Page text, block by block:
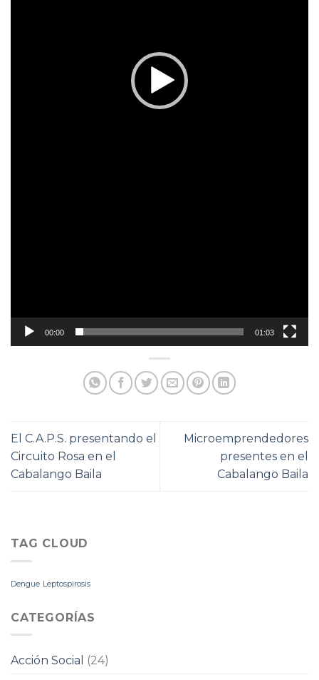
00:00 01:03
El C.A.P.S. presentando el
Circuito Rosa en el
Cabalango Baila
Microemprendedores
presentes en el
Cabalango Baila
TAG CLOUD
Dengue Leptospirosis
CATEGORÍAS
Acción Social
(24)